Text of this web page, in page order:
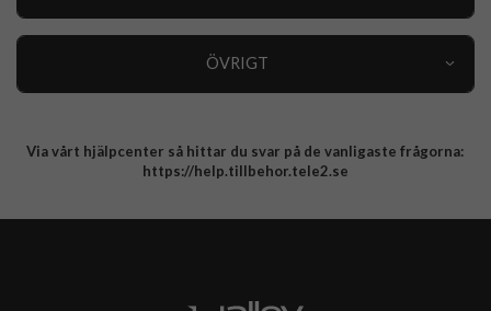
ÖVRIGT
Integritetspolicy
Via vårt hjälpcenter så hittar du svar på de vanligaste frågorna:
https://help.tillbehor.tele2.se